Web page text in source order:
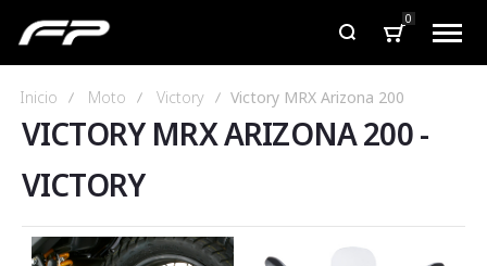
0
Inicio Moto Victory Victory MRX Arizona 200
VICTORY MRX ARIZONA 200-
VICTORY